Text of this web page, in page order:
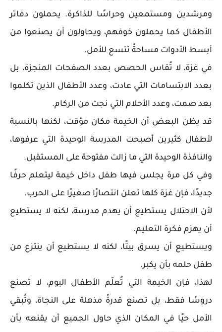
ومرشدين ومستمعين وحراسًا للذاكرة. يحملون دفاتر
الأطفال كما يحملون خوفهم، ويحاولون أن يصنعوا من
أبسط الأدوات مساحةً تتسع للأمل.
في غزة، لا تُقاس الحصص بعدد الصفحات المنجزة، بل
بعدد الابتسامات التي عادت، وعدد الأطفال الذين تكلموا
بعد صمت، وعدد الأحلام التي نجت من الركام.
قد يظن البعض أن الخيمة مكان مؤقت، لكنها بالنسبة
لأطفال كثيرين أصبحت المدرسة الوحيدة التي عرفوها،
والنافذة الوحيدة التي ما زالت مفتوحة على المستقبل.
وفي كل مرة يجلس فيها طفل داخل خيمة ليتعلم حرفًا
جديدًا، فإن غزة كلها تعلن انتصارًا صغيرًا على الحرب.
لأن الاحتلال يستطيع أن يهدم مدرسة، لكنه لا يستطيع
أن يهزم فكرة التعليم.
ويستطيع أن يسرق بيتًا، لكنه لا يستطيع أن ينتزع من
طفل حلمه بأن يكبر.
لهذا، فإن الخيمة التي تُعلّم الأطفال اليوم، لا تصنع
دروسًا فقط، بل تصنع قدرةً مذهلة على النجاة، وتُبقي
الأمل حيًا في المكان الذي حاول الجميع أن يقنعه بأن